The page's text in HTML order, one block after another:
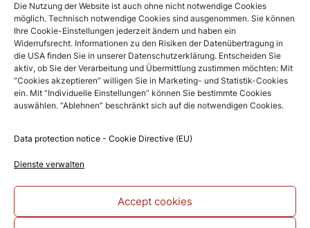
Die Nutzung der Website ist auch ohne nicht notwendige Cookies
möglich. Technisch notwendige Cookies sind ausgenommen. Sie können
Ihre Cookie-Einstellungen jederzeit ändern und haben ein
Widerrufsrecht. Informationen zu den Risiken der Datenübertragung in
die USA finden Sie in unserer Datenschutzerklärung. Entscheiden Sie
aktiv, ob Sie der Verarbeitung und Übermittlung zustimmen möchten: Mit
“Cookies akzeptieren” willigen Sie in Marketing- und Statistik-Cookies
ein. Mit “Individuelle Einstellungen” können Sie bestimmte Cookies
auswählen. “Ablehnen” beschränkt sich auf die notwendigen Cookies.
Data protection notice - Cookie Directive (EU)
Dienste verwalten
Accept cookies
(Küche bis 21.30Uhr)
Ein reichhaltiges Frühstücks-Buffet wartet von 6.30
bis 10.00 Uhr an den Wochentagen und von 7.30 bis
10.00 Uhr an Sonntage auf unsere Hotelgäste.
Für Tagungen und größere private und geschäftliche
Feiern sind wir weiterhin an sieben Tagen in der Woche
Mittags kochen wir für unsere Tagungsgäste ein
willkommen sind.
Sustainability